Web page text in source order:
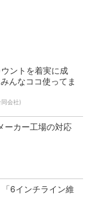
ントを着実に成
んなココ使ってま
会社)
ーカー工場の対応
6インチライン維